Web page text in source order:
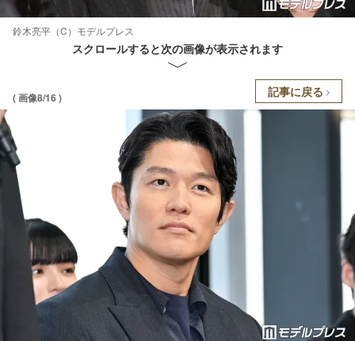
鈴木亮平（C）モデルプレス
スクロールすると次の画像が表示されます
( 画像8/16 ) 記事に戻る